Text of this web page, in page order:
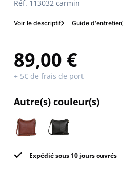
Réf. 113032 carmin
Voir le descriptif Guide d'entretien
89,00 €
+ 5€ de frais de port
Autre(s) couleur(s)
Expédié sous 10 jours ouvrés